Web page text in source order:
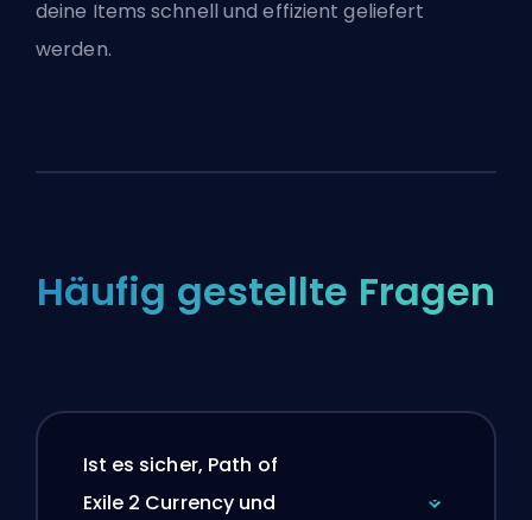
deine Items schnell und effizient geliefert
werden.
Häufig gestellte Fragen
Ist es sicher, Path of
Exile 2 Currency und